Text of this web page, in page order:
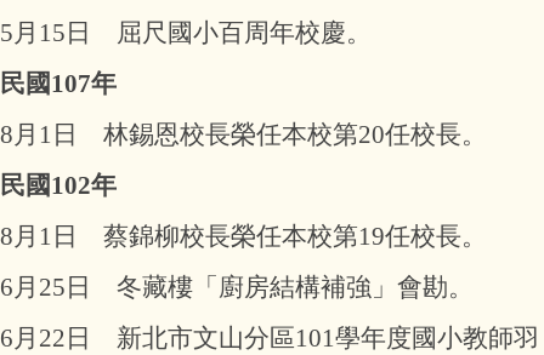
5月15日 屈尺國小百周年校慶。
民國107年
8月1日 林錫恩校長榮任本校第20任校長。
民國102年
8月1日 蔡錦柳校長榮任本校第19任校長。
6月25日 冬藏樓「廚房結構補強」會勘。
6月22日 新北市文山分區101學年度國小教師羽